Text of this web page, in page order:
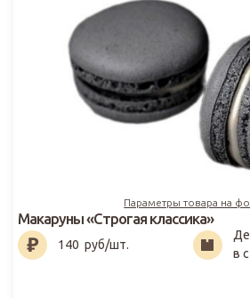
Параметры товара на
140₽
Макаруны «Строгая классика»
140 руб/шт.
в